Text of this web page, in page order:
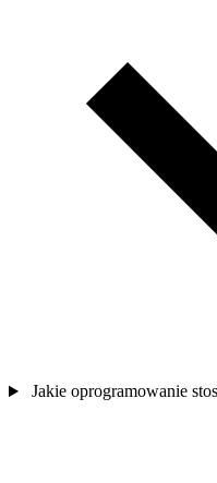
Jakie oprogramowanie